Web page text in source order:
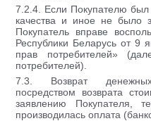
7.2.4. Если Покупателю
качества и иное не было
Покупатель вправе
Республики Беларусь от
прав потребителей»
потребителей).
7.3. Возврат
посредством возврата
заявлению Покупателя,
производилась оплата